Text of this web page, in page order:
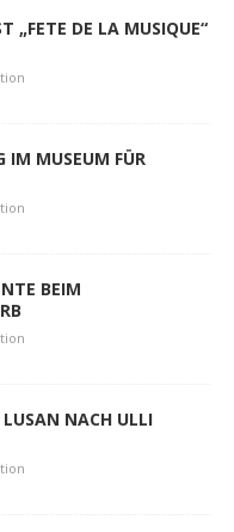
„FETE DE LA MUSIQUE“
IM MUSEUM FÜR
BEIM
NACH ULLI